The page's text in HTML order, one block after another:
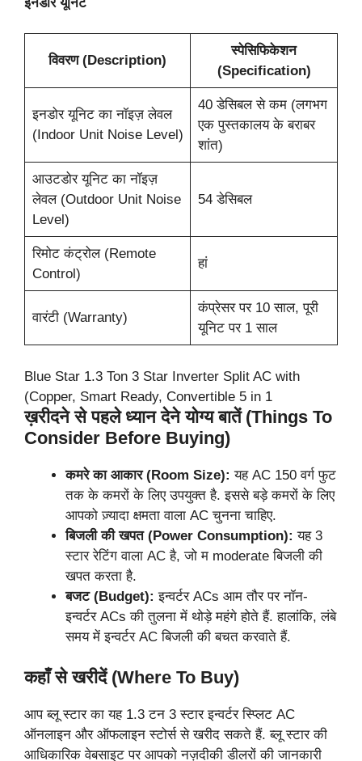
विवरण (Description)
स्पेसिफिकेशन
(Specification)
इनडोर यूनिट का नॉइज़ लेवल
(Indoor Unit Noise Level)
40 डेसिबल से कम (लगभग
एक पुस्तकालय के बराबर
शांत)
आउटडोर यूनिट का नॉइज़
लेवल (Outdoor Unit Noise
Level)
54 डेसिबल
रिमोट कंट्रोल (Remote
Control)
हां
वारंटी (Warranty)
कंप्रेसर पर 10 साल, पूरी
यूनिट पर 1 साल
Blue Star 1.3 Ton 3 Star Inverter Split AC with
(Copper, Smart Ready, Convertible 5 in 1
ख़रीदने से पहले ध्यान देने योग्य बातें (Things To
Consider Before Buying)
कमरे का आकार (Room Size): यह AC 150 वर्ग फुट
तक के कमरों के लिए उपयुक्त है. इससे बड़े कमरों के लिए
आपको ज़्यादा क्षमता वाला AC चुनना चाहिए.
बिजली की खपत (Power Consumption): यह 3
स्टार रेटिंग वाला AC है, जो म moderate बिजली की
खपत करता है.
बजट (Budget): इन्वर्टर ACs आम तौर पर नॉन-
इन्वर्टर ACs की तुलना में थोड़े महंगे होते हैं. हालांकि, लंबे
समय में इन्वर्टर AC बिजली की बचत करवाते हैं.
कहाँ से खरीदें (Where To Buy)
आप ब्लू स्टार का यह 1.3 टन 3 स्टार इन्वर्टर स्प्लिट AC
ऑनलाइन और ऑफलाइन स्टोर्स से खरीद सकते हैं. ब्लू स्टार की
आधिकारिक वेबसाइट पर आपको नज़दीकी डीलरों की जानकारी